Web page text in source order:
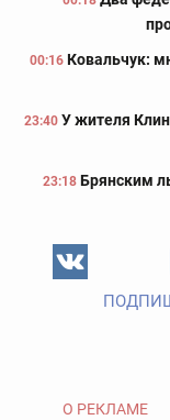
00:16 Ковальчук:
23:40 У жителя
23:18 Брянским
О РЕКЛАМЕ